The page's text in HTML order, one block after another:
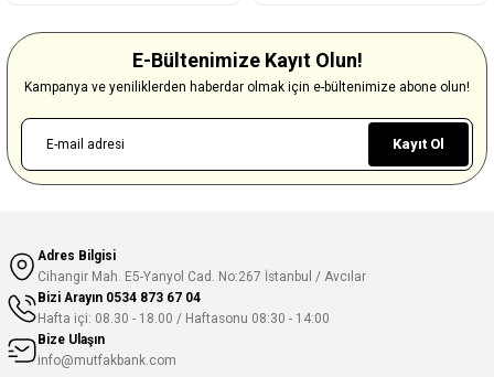
E-Bültenimize Kayıt Olun!
Kampanya ve yeniliklerden haberdar olmak için e-bültenimize abone olun!
Kayıt Ol
Adres Bilgisi
Cihangir Mah. E5-Yanyol Cad. No:267 İstanbul / Avcılar
Bizi Arayın 0534 873 67 04
Hafta içi: 08.30 - 18.00 / Haftasonu 08:30 - 14:00
Bize Ulaşın
info@mutfakbank.com